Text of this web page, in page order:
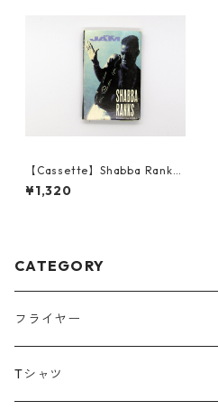
【Cassette】Shabba Ranks
Featuring KRS-1 The Jam
¥1,320
CATEGORY
フライヤー
Tシャツ